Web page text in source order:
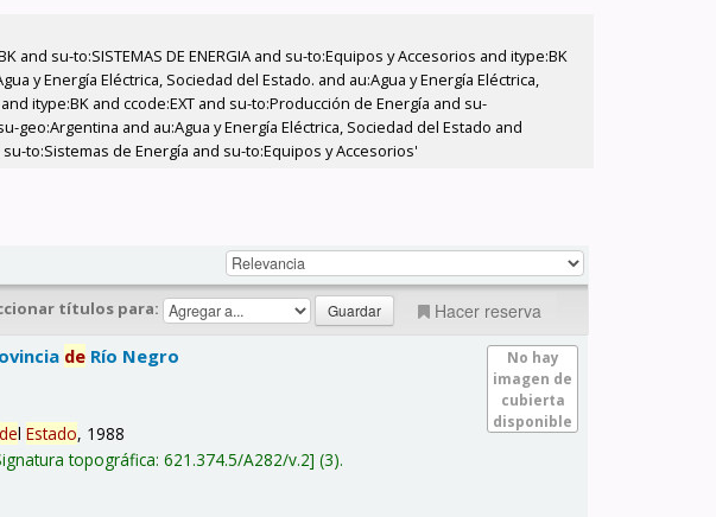
su-to:SISTEMAS DE ENERGIA and su-to:Equipos y Accesorios and itype:BK
y Energía Eléctrica, Sociedad del Estado. and au:Agua y Energía Eléctrica,
itype:BK and ccode:EXT and su-to:Producción de Energía and su-
geo:Argentina and au:Agua y Energía Eléctrica, Sociedad del Estado and
to:Sistemas de Energía and su-to:Equipos y Accesorios'
títulos para: Hacer reserva
No hay
imagen de
cubierta
disponible
de Río Negro
delEstado, 1988
topográfica:621.374.5/A282/v.2 (3).